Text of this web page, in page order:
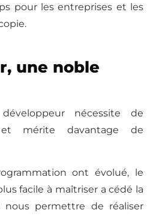
pour les entreprises et les
une noble
nécessite de
mérite davantage de
ont évolué, le
facile à maîtriser a cédé la
permettre de réaliser